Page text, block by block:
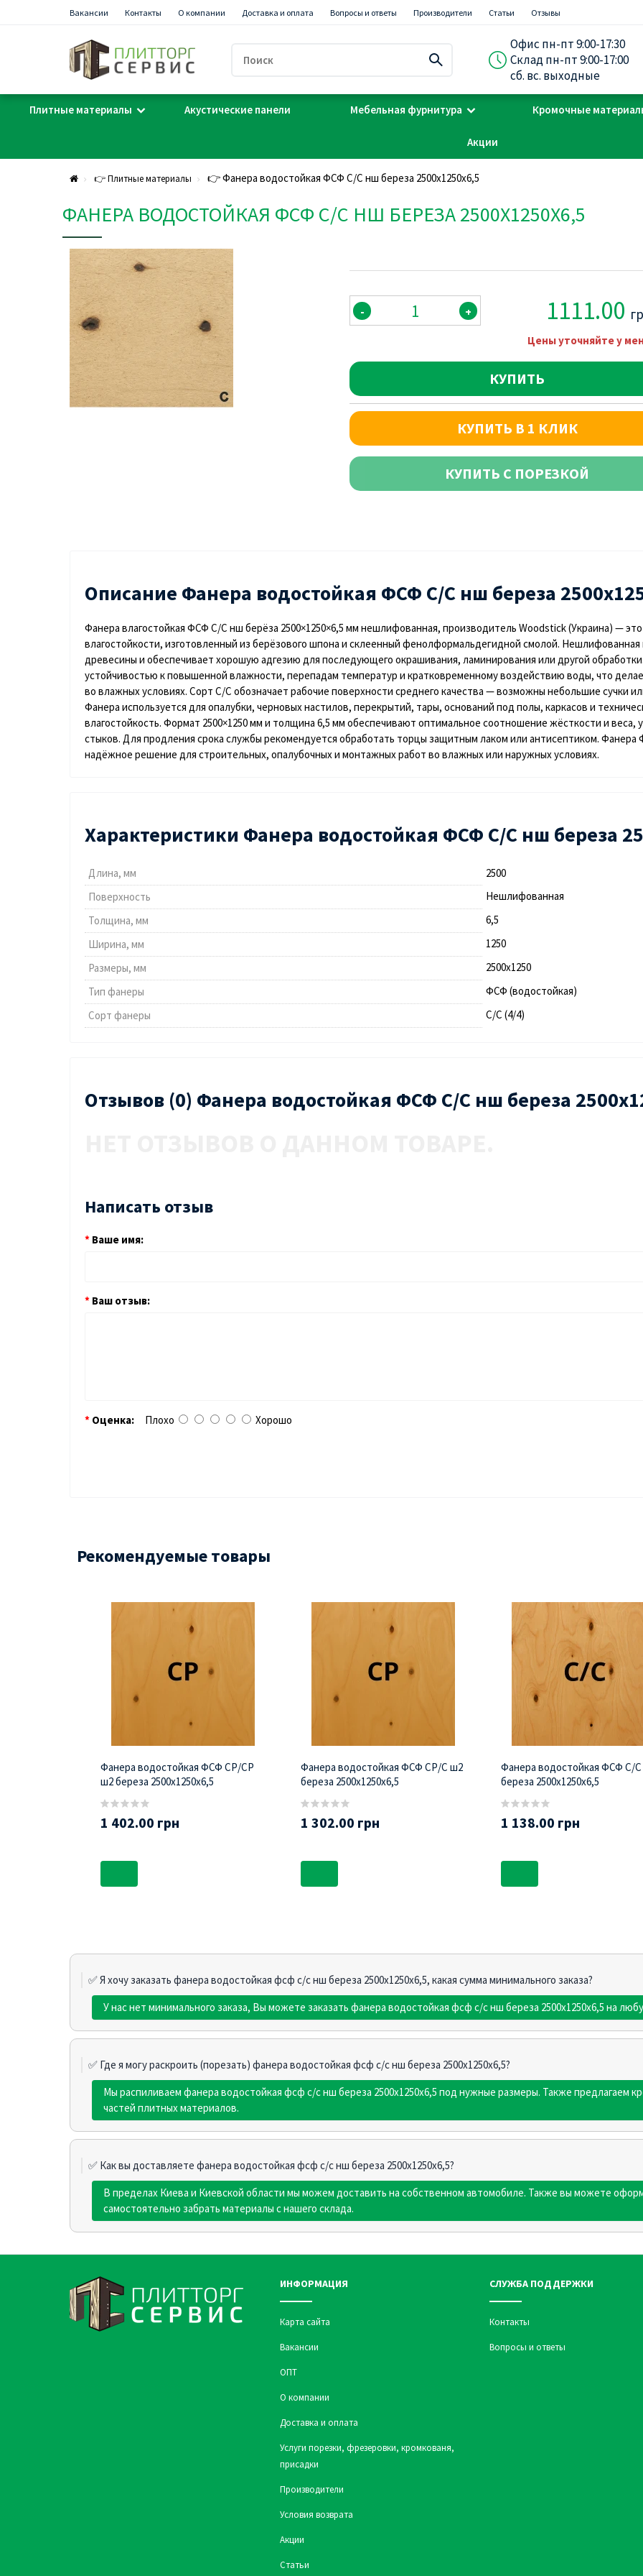
Вакансии Контакты О компании Доставка и оплата Вопросы и ответы Производители Статьи Отзывы
Офис пн-пт 9:00-17:30
Склад пн-пт 9:00-17:00
сб. вс. выходные
Плитные материалы Акустические панели Мебельная фурнитура Кромочные
Акции
👉 Плитные материалы 👉 Фанера водостойкая ФСФ С/С нш береза 2500х1250х6,5
ФАНЕРА ВОДОСТОЙКАЯ ФСФ С/С НШ БЕРЕЗА 2500Х1250Х6,5
- + 1111.00
Цены уточняйте у
КУПИТЬ
КУПИТЬ В 1 КЛИК
КУПИТЬ С ПОРЕЗКОЙ
Описание Фанера водостойкая ФСФ С/С нш береза
Фанера влагостойкая ФСФ С/С нш берёза 2500×1250×6,5 мм нешлифованная, производитель Woodstick (Украина) —
влагостойкости, изготовленный из берёзового шпона и склеенный фенолформальдегидной смолой.
древесины и обеспечивает хорошую адгезию для последующего окрашивания, ламинирования или другой
устойчивостью к повышенной влажности, перепадам температур и кратковременному воздействию воды, что
во влажных условиях. Сорт С/С обозначает рабочие поверхности среднего качества — возможны небольшие сучки
Фанера используется для опалубки, черновых настилов, перекрытий, тары, оснований под полы, каркасов и
влагостойкость. Формат 2500×1250 мм и толщина 6,5 мм обеспечивают оптимальное соотношение жёсткости и веса,
стыков. Для продления срока службы рекомендуется обработать торцы защитным лаком или антисептиком. Фанера
надёжное решение для строительных, опалубочных и монтажных работ во влажных или наружных условиях.
Характеристики Фанера водостойкая ФСФ С/С нш береза
Длина, мм
2500
Поверхность
Нешлифованная
Толщина, мм
6,5
Ширина, мм
1250
Размеры, мм
2500х1250
Тип фанеры
ФСФ (водостойкая)
Сорт фанеры
С/С (4/4)
Отзывов (0) Фанера водостойкая ФСФ С/С нш береза
Написать отзыв
Ваше имя:
Ваш отзыв:
Оценка: Плохо Хорошо
Рекомендуемые товары
Фанера водостойкая ФСФ СР/СР
ш2 береза 2500х1250х6,5
1 402.00 грн
Фанера водостойкая ФСФ СР/С ш2
береза 2500х1250х6,5
1 302.00 грн
Фанера водостойкая ФСФ С/
береза 2500х1250х6,5
1 138.00 грн
✅ Я хочу заказать фанера водостойкая фсф с/с нш береза 2500х1250х6,5, какая сумма минимального заказа?
У нас нет минимального заказа, Вы можете заказать фанера водостойкая фсф с/с нш береза 2500х1250х6,5 на
✅ Где я могу раскроить (порезать) фанера водостойкая фсф с/с нш береза 2500х1250х6,5?
Мы распиливаем фанера водостойкая фсф с/с нш береза 2500х1250х6,5 под нужные размеры. Также предлагаем
частей плитных материалов.
✅ Как вы доставляете фанера водостойкая фсф с/с нш береза 2500х1250х6,5?
В пределах Киева и Киевской области мы можем доставить на собственном автомобиле. Также вы можете
самостоятельно забрать материалы с нашего склада.
ИНФОРМАЦИЯ
Карта сайта
Вакансии
ОПТ
О компании
Доставка и оплата
Услуги порезки, фрезеровки, кромкованя,
присадки
Производители
Условия возврата
Акции
Статьи
СЛУЖБА ПОДДЕРЖКИ
Контакты
Вопросы и ответы